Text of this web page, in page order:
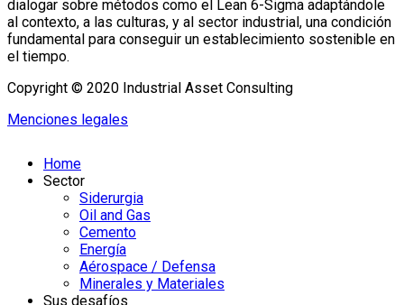
dialogar sobre métodos como el Lean 6-Sigma adaptándole
al contexto, a las culturas, y al sector industrial, una condición
fundamental para conseguir un establecimiento sostenible en
el tiempo.
Copyright © 2020 Industrial Asset Consulting
Menciones legales
Home
Sector
Siderurgia
Oil and Gas
Cemento
Energía
Aérospace / Defensa
Minerales y Materiales
Sus desafíos